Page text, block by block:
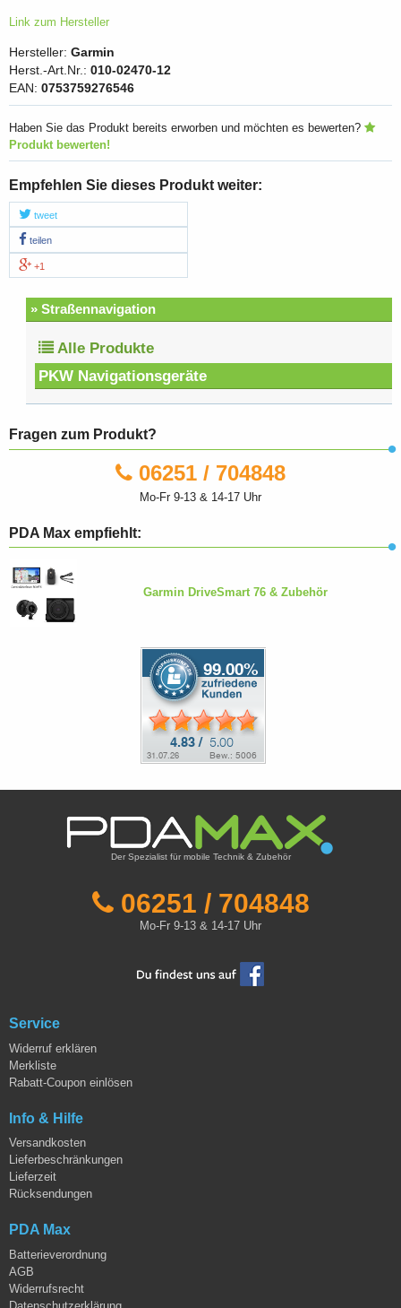
Link zum Hersteller
Hersteller: Garmin
Herst.-Art.Nr.: 010-02470-12
EAN: 0753759276546
Haben Sie das Produkt bereits erworben und möchten es bewerten?
Produkt bewerten!
Empfehlen Sie dieses Produkt weiter:
tweet
teilen
+1
» Straßennavigation
Alle Produkte
PKW Navigationsgeräte
Fragen zum Produkt?
06251 / 704848
Mo-Fr 9-13 & 14-17 Uhr
PDA Max empfiehlt:
Garmin DriveSmart 76 & Zubehör
Der Spezialist für mobile Technik & Zubehör
06251 / 704848
Mo-Fr 9-13 & 14-17 Uhr
Service
Widerruf erklären
Merkliste
Rabatt-Coupon einlösen
Info & Hilfe
Versandkosten
Lieferbeschränkungen
Lieferzeit
Rücksendungen
PDA Max
Batterieverordnung
AGB
Widerrufsrecht